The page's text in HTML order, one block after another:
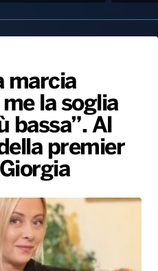
Consiglia
2026
TV
marcia
la soglia
bassa”. Al
premier